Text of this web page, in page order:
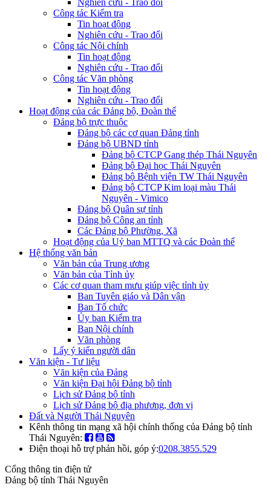
Công tác Kiểm tra
Tin hoạt động
Nghiên cứu - Trao đổi
Công tác Nội chính
Tin hoạt động
Nghiên cứu - Trao đổi
Công tác Văn phòng
Tin hoạt động
Nghiên cứu - Trao đổi
Hoạt động của các Đảng bộ, Đoàn thể
Đảng bộ trực thuộc
Đảng bộ các cơ quan Đảng tỉnh
Đảng bộ UBND tỉnh
Đảng bộ CTCP Gang thép Thái Nguyên
Đảng bộ Đại học Thái Nguyên
Đảng bộ Bệnh viện TW Thái Nguyên
Đảng bộ CTCP Kim loại màu Thái
Nguyên - Vimico
Đảng bộ Quân sự tỉnh
Đảng bộ Công an tỉnh
Các Đảng bộ Phường, Xã
Hoạt động của Uỷ ban MTTQ và các Đoàn thể
Hệ thống văn bản
Văn bản của Trung ương
Văn bản của Tỉnh ủy
Các cơ quan tham mưu giúp việc tỉnh ủy
Ban Tuyên giáo và Dân vận
Ban Tổ chức
Ủy ban Kiểm tra
Ban Nội chính
Văn phòng
Lấy ý kiến người dân
Văn kiện - Tư liệu
Văn kiện của Đảng
Văn kiện Đại hội Đảng bộ tỉnh
Lịch sử Đảng bộ tỉnh
Lịch sử Đảng bộ địa phương, đơn vị
Đất và Người Thái Nguyên
Kênh thông tin mạng xã hội chính thống của Đảng bộ tỉnh
Thái Nguyên:
Điện thoại hỗ trợ phản hồi, góp ý:0208.3855.529
Cổng thông tin điện tử
Đảng bộ tỉnh Thái Nguyên